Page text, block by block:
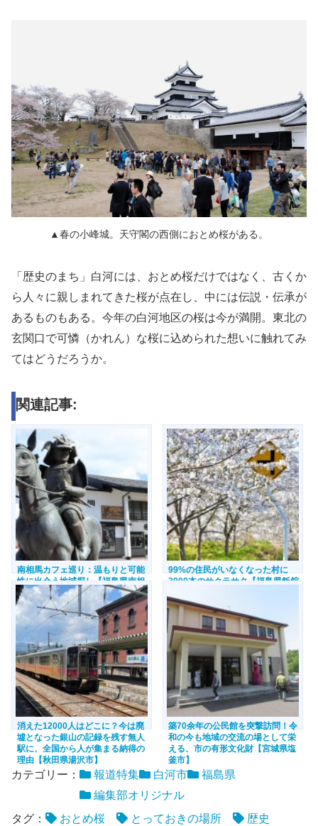
▲春の小峰城。天守閣の西側におとめ桜がある。
「歴史のまち」白河には、おとめ桜だけではなく、古くか
ら人々に親しまれてきた桜が点在し、中には伝説・伝承が
あるものもある。今年の白河地区の桜は今が満開。東北の
玄関口で可憐（かれん）な桜に込められた想いに触れてみ
てはどうだろうか。
関連記事:
南相馬カフェ巡り：温もりと可能
性に出会う地域探し【福島県南相
馬市】
99%の住民がいなくなった村に
3000本のサクラサク【福島県飯舘
消えた12000人はどこに？今は廃
墟となった銀山の記録を残す無人
駅に、全国から人が集まる納得の
理由【秋田県湯沢市】
築70余年の公民館を突撃訪問！令
和の今も地域の交流の場として栄
える、市の有形文化財【宮城県塩
釜市】
カテゴリー： 報道特集 白河市
福島県
編集部オリジナル
タグ：
おとめ桜 とっておきの場所 歴史